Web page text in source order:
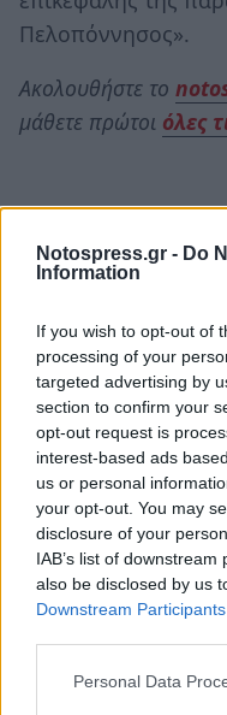
Notospress.gr - Do
Information
If you wish to opt-out of
processing of your
targeted advertising by
section to confirm your
opt-out request is
interest-based ads
us or personal
your opt-out. You may
disclosure of your
IAB’s list of
also be disclosed by us
Downstream Participants
Personal Data
Πελοπόννησος».
Ακολουθήστε το
μάθετε πρώτοι όλες
TAGS: ΚΑΤΑΓΓΕΛΙΑ
ΠΛΗΡΟΦΟΡΙΑΚΕΣ